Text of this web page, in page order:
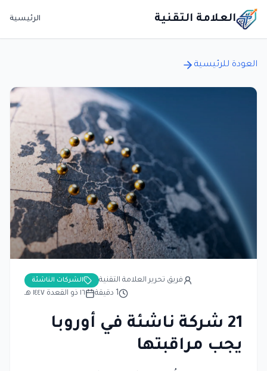
العلامة التقنية الرئيسية
العودة للرئيسية
الشركات الناشئة
فريق تحرير العلامة التقنية
١٦ ذو القعدة ١٤٤٧ هـ
1 دقيقة
21 شركة ناشئة في أوروبا
يجب مراقبتها